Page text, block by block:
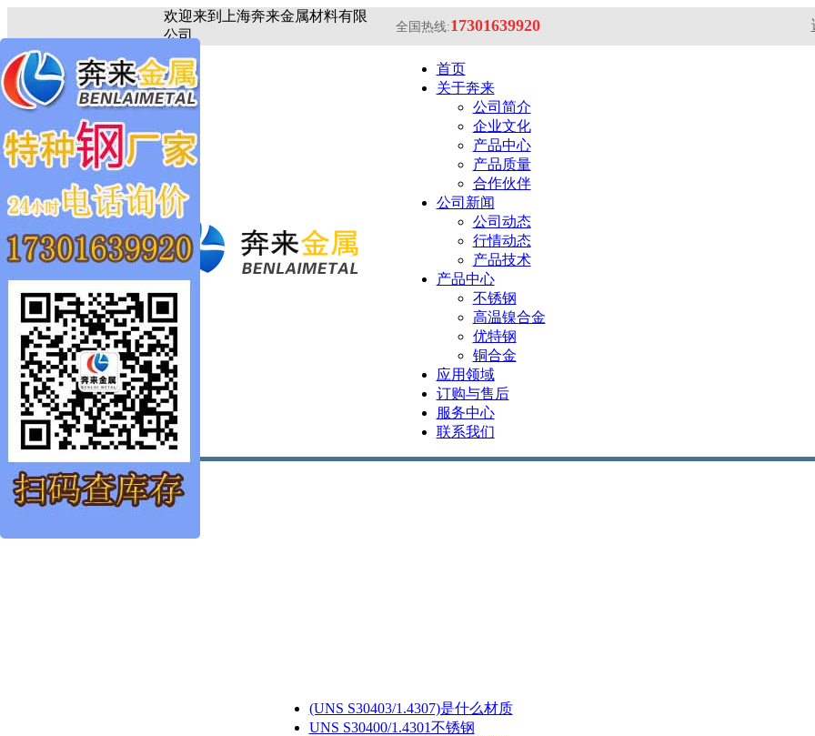
欢迎来到上海奔来金属材料有限
公司
全国热线:17301639920
首页
关于奔来
公司简介
企业文化
产品中心
产品质量
合作伙伴
公司新闻
公司动态
行情动态
产品技术
产品中心
不锈钢
高温镍合金
优特钢
铜合金
应用领域
订购与售后
服务中心
联系我们
(UNS S30403/1.4307)是什么材质
UNS S30400/1.4301不锈钢